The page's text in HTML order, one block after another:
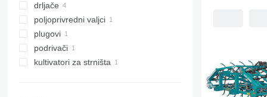
drljače
tanjurače
poljoprivredni valjci
cambridge valjci
plugovi
podrivači
kultivatori za strništa